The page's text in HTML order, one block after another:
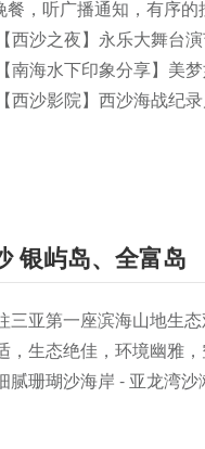
餐，听广播通知，有序
西沙之夜】永乐大舞台
南海水下印象分享】美
西沙影院】西沙海战纪
银屿岛、全富岛
三亚第一座滨海山地生
，生态绝佳，环境幽雅
腻珊瑚沙海岸 - 亚龙湾